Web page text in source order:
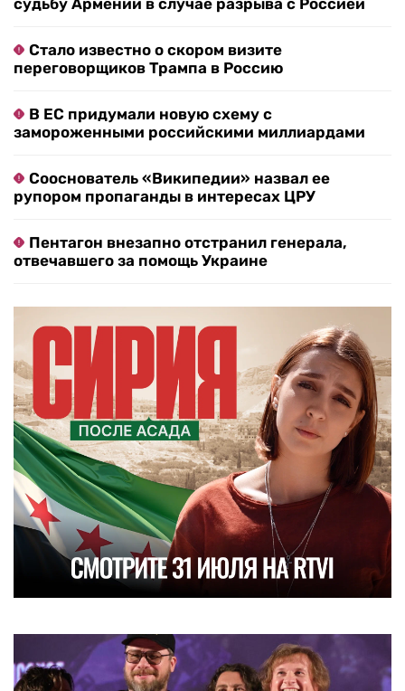
судьбу Армении в случае разрыва с Россией
Стало известно о скором визите
переговорщиков Трампа в Россию
В ЕС придумали новую схему с
замороженными российскими миллиардами
Сооснователь «Википедии» назвал ее
рупором пропаганды в интересах ЦРУ
Пентагон внезапно отстранил генерала,
отвечавшего за помощь Украине